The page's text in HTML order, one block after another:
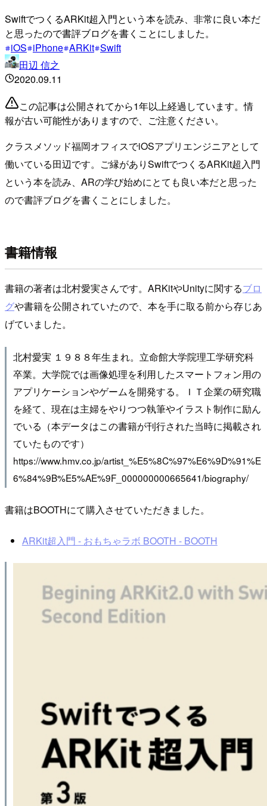
SwiftでつくるARKit超入門という本を読み、非常に良い本だ
と思ったので書評ブログを書くことにしました。
iOS iPhone ARKit Swift
田辺 信之
2020.09.11
この記事は公開されてから1年以上経過しています。情
報が古い可能性がありますので、ご注意ください。
クラスメソッド福岡オフィスでiOSアプリエンジニアとして
働いている田辺です。ご縁がありSwiftでつくるARKit超入門
という本を読み、ARの学び始めにとても良い本だと思った
ので書評ブログを書くことにしました。
書籍情報
書籍の著者は北村愛実さんです。ARKitやUnityに関するブロ
グや書籍を公開されていたので、本を手に取る前から存じあ
げていました。
北村愛実 １９８８年生まれ。立命館大学院理工学研究科
卒業。大学院では画像処理を利用したスマートフォン用の
アプリケーションやゲームを開発する。ＩＴ企業の研究職
を経て、現在は主婦をやりつつ執筆やイラスト制作に励ん
でいる（本データはこの書籍が刊行された当時に掲載され
ていたものです）
https://www.hmv.co.jp/artist_%E5%8C%97%E6%9D%91%E
6%84%9B%E5%AE%9F_000000000665641/biography/
書籍はBOOTHにて購入させていただきました。
ARKit超入門 - おもちゃラボ BOOTH - BOOTH